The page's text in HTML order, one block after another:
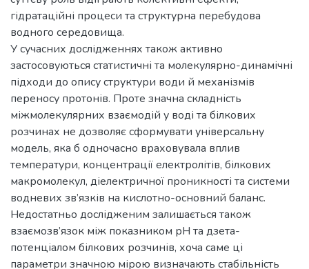
гідратаційні процеси та структурна перебудова
водного середовища.
У сучасних дослідженнях також активно
застосовуються статистичні та молекулярно-динамічні
підходи до опису структури води й механізмів
переносу протонів. Проте значна складність
міжмолекулярних взаємодій у воді та білкових
розчинах не дозволяє сформувати універсальну
модель, яка б одночасно враховувала вплив
температури, концентрації електролітів, білкових
макромолекул, діелектричної проникності та системи
водневих зв’язків на кислотно-основний баланс.
Недостатньо дослідженим залишається також
взаємозв’язок між показником рН та дзета-
потенціалом білкових розчинів, хоча саме ці
параметри значною мірою визначають стабільність